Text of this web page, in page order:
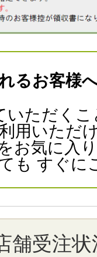
るお客様
いただくこ
用いただ
お気に入
も すぐに
舗受注状